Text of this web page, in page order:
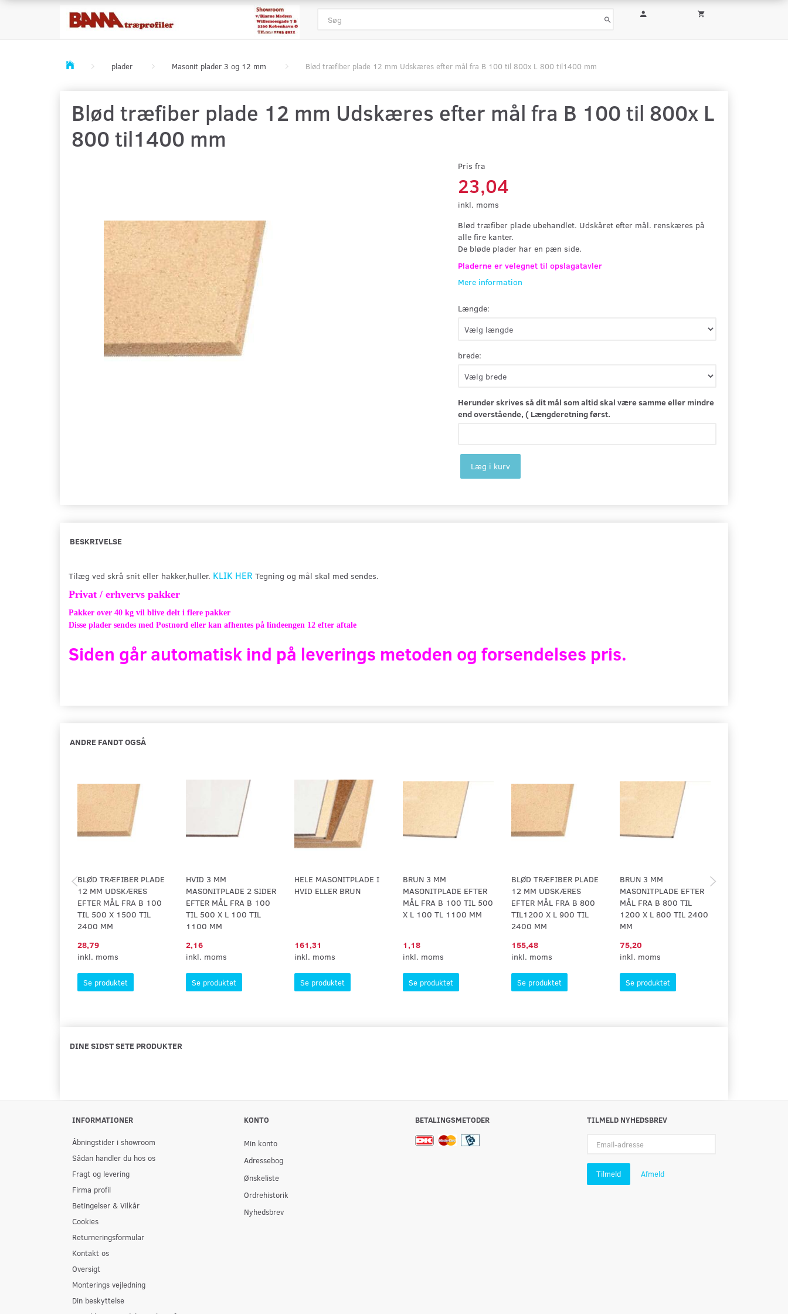
plader Masonit plader 3 og 12 mm Blød træfiber plade 12 mm Udskæres efter mål fra B 100 til 800x L 800 til1400 mm
Blød træfiber plade 12 mm Udskæres efter mål fra B 100 til 800x L
800 til1400 mm
Pris fra
23,04
inkl. moms
Blød træfiber plade ubehandlet. Udskåret efter mål. renskæres på
alle fire kanter.
De bløde plader har en pæn side.
Pladerne er velegnet til opslagatavler
Mere information
Længde:
brede:
Herunder skrives så dit mål som altid skal være samme eller mindre
end overstående, ( Længderetning først.
Læg i kurv
BESKRIVELSE
Tilæg ved skrå snit eller hakker,huller. KLIK HER Tegning og mål skal med sendes.
Privat / erhvervs pakker
Pakker over 40 kg vil blive delt i flere pakker
Disse plader sendes med Postnord eller kan afhentes på lindeengen 12 efter aftale
Siden går automatisk ind på leverings metoden og forsendelses pris.
ANDRE FANDT OGSÅ
BLØD TRÆFIBER PLADE
12 MM UDSKÆRES
EFTER MÅL FRA B 100
TIL 500 X 1500 TIL
2400 MM
28,79
inkl. moms
Se produktet
HVID 3 MM
MASONITPLADE 2 SIDER
EFTER MÅL FRA B 100
TIL 500 X L 100 TIL
1100 MM
2,16
inkl. moms
Se produktet
HELE MASONITPLADE I
HVID ELLER BRUN
161,31
inkl. moms
Se produktet
BRUN 3 MM
MASONITPLADE EFTER
MÅL FRA B 100 TIL 500
X L 100 TL 1100 MM
1,18
inkl. moms
Se produktet
BLØD TRÆFIBER PLADE
12 MM UDSKÆRES
EFTER MÅL FRA B 800
TIL1200 X L 900 TIL
2400 MM
155,48
inkl. moms
Se produktet
BRUN 3 MM
MASONITPLADE EFTER
MÅL FRA B 800 TIL
1200 X L 800 TIL 2400
MM
75,20
inkl. moms
Se produktet
DINE SIDST SETE PRODUKTER
INFORMATIONER
Åbningstider i showroom
Sådan handler du hos os
Fragt og levering
Firma profil
Betingelser & Vilkår
Cookies
Returneringsformular
Kontakt os
Oversigt
Monterings vejledning
Din beskyttelse
KONTO
Min konto
Adressebog
Ønskeliste
Ordrehistorik
Nyhedsbrev
BETALINGSMETODER
TILMELD NYHEDSBREV
adresse
Tilmeld Afmeld